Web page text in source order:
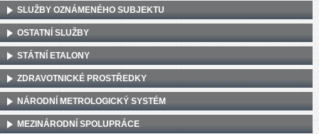
SLUŽBY OZNÁMENÉHO SUBJEKTU
OSTATNÍ SLUŽBY
STÁTNÍ ETALONY
ZDRAVOTNICKÉ PROSTŘEDKY
NÁRODNÍ METROLOGICKÝ SYSTÉM
MEZINÁRODNÍ SPOLUPRÁCE